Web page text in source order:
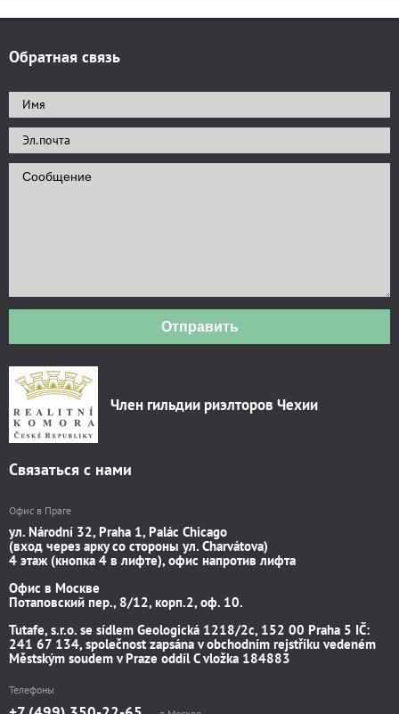
Обратная связь
Отправить
Член гильдии риэлторов Чехии
Связаться с нами
Офис в Праге
ул. Národní 32, Praha 1, Palác Chicago
(вход через арку со стороны ул. Charvátova)
4 этаж (кнопка 4 в лифте), офис напротив лифта
Офис в Москве
Потаповский пер., 8/12, корп.2, оф. 10.
Tutafe, s.r.o. se sídlem Geologická 1218/2c, 152 00 Praha 5 IČ:
241 67 134, společnost zapsána v obchodním rejstříku vedeném
Městským soudem v Praze oddíl C vložka 184883
Телефоны